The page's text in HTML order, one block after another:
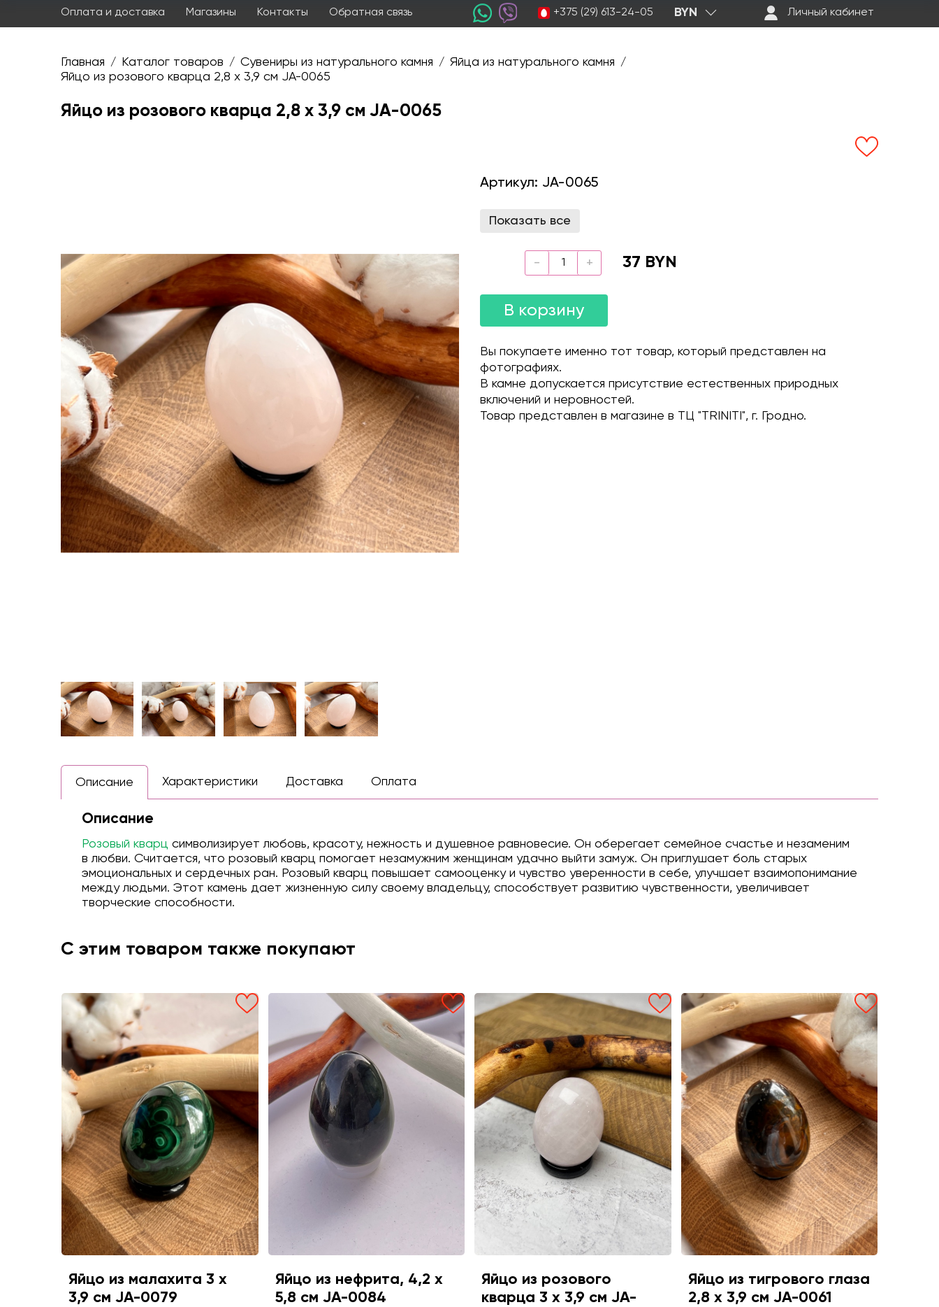
Оплата и доставка Магазины Контакты Обратная связь +375 (29) 613-24-05 BYN Личный кабинет
Главная / Каталог товаров / Сувениры из натурального камня / Яйца из натурального камня /
Яйцо из розового кварца 2,8 х 3,9 см JA-0065
Яйцо из розового кварца 2,8 х 3,9 см JA-0065
Артикул: JA-0065
Показать все
37 BYN
В корзину
Вы покупаете именно тот товар, который представлен на
фотографиях.
В камне допускается присутствие естественных природных
включений и неровностей.
Товар представлен в магазине в ТЦ "TRINITI", г. Гродно.
Описание Характеристики Доставка Оплата
Описание
Розовый кварц символизирует любовь, красоту, нежность и душевное равновесие. Он оберегает семейное счастье и незаменим
в любви. Считается, что розовый кварц помогает незамужним женщинам удачно выйти замуж. Он приглушает боль старых
эмоциональных и сердечных ран. Розовый кварц повышает самооценку и чувство уверенности в себе, улучшает взаимопонимание
между людьми. Этот камень дает жизненную силу своему владельцу, способствует развитию чувственности, увеличивает
творческие способности.
С этим товаром также покупают
Яйцо из малахита 3 х
3,9 см JA-0079
Яйцо из нефрита, 4,2 х
5,8 см JA-0084
Яйцо из розового
кварца 3 х 3,9 см JA-
Яйцо из тигрового глаза
2,8 х 3,9 см JA-0061